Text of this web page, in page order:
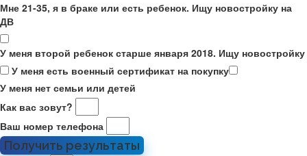
Мне 21-35, я в браке или есть ребенок. Ищу новостройку на
ДВ
У меня второй ребенок старше января 2018. Ищу новостройку
У меня есть военный сертификат на покупку
У меня нет семьи или детей
Как вас зовут?
Ваш номер телефона
Получить результаты